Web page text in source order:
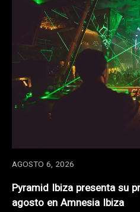
AGOSTO 6, 2026
Pyramid Ibiza presenta su
agosto en Amnesia Ibiza